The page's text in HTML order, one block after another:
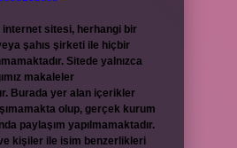
internet sitesi, herhangi bir
şahıs şirketi ile hiçbir
Sitede yalnızca
makaleler
Burada yer alan içerikler
olup, gerçek kurum
paylaşım yapılmamaktadır.
kişiler ile isim benzerlikleri